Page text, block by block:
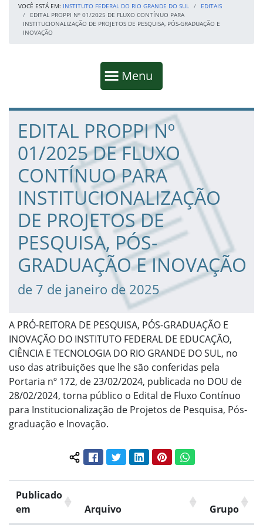
VOCÊ ESTÁ EM: INSTITUTO FEDERAL DO RIO GRANDE DO SUL
EDITAIS
EDITAL PROPPI Nº 01/2025 DE FLUXO CONTÍNUO PARA
INSTITUCIONALIZAÇÃO DE PROJETOS DE PESQUISA, PÓS-GRADUAÇÃO E
INOVAÇÃO
Mostrar
Menu
Fim da navegação
Início do conteúdo
EDITAL PROPPI Nº
01/2025 DE FLUXO
CONTÍNUO PARA
INSTITUCIONALIZAÇÃO
DE PROJETOS DE
PESQUISA, PÓS-
GRADUAÇÃO E INOVAÇÃO
de 7 de janeiro de 2025
A PRÓ-REITORA DE PESQUISA, PÓS-GRADUAÇÃO E
INOVAÇÃO DO INSTITUTO FEDERAL DE EDUCAÇÃO,
CIÊNCIA E TECNOLOGIA DO RIO GRANDE DO SUL, no
uso das atribuições que lhe são conferidas pela
Portaria nº 172, de 23/02/2024, publicada no DOU de
28/02/2024, torna público o Edital de Fluxo Contínuo
para Institucionalização de Projetos de Pesquisa, Pós-
graduação e Inovação.
Compartilhar conteúdo:
FacebookTwitterLinkedInPinterestWhatsApp
Publicado
em
Arquivo Grupo